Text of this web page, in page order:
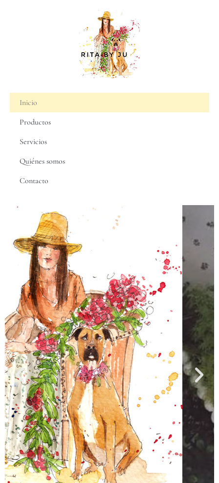
Inicio
Productos
Servicios
Quiénes somos
Contacto